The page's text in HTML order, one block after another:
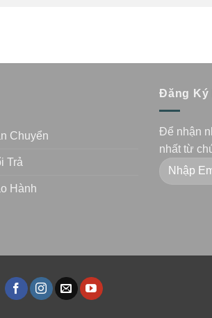
Chuyển
Trả
Hành
Đăng Ký
Để nhận
nhất từ